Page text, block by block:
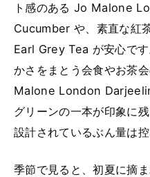
ト感のある Jo Malone
Cucumber や、素直な紅
Earl Grey Tea が安心で
かさをまとう会食やお茶
Malone London
グリーンの一本が印象に
設計されているぶん量は
季節で見ると、初夏に摘